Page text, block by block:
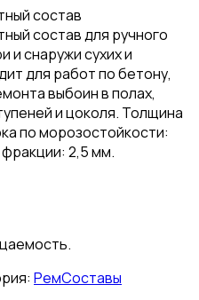
состав
состав для ручного
и снаружи сухих и
для работ по бетону,
выбоин в полах,
и цоколя. Толщина
по морозостойкости:
2,5 мм.
РемСоставы